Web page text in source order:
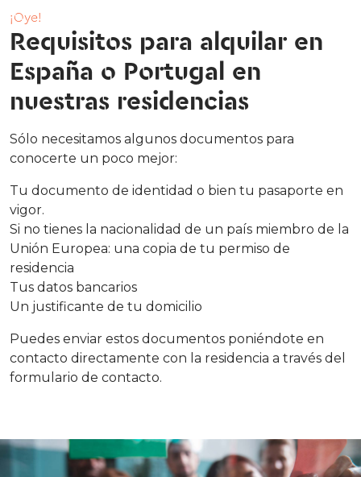
¡Oye!
Requisitos para alquilar en
España o Portugal en
nuestras residencias
Sólo necesitamos algunos documentos para
conocerte un poco mejor:
Tu documento de identidad o bien tu pasaporte en
vigor.
Si no tienes la nacionalidad de un país miembro de la
Unión Europea: una copia de tu permiso de
residencia
Tus datos bancarios
Un justificante de tu domicilio
Puedes enviar estos documentos poniéndote en
contacto directamente con la residencia a través del
formulario de contacto.